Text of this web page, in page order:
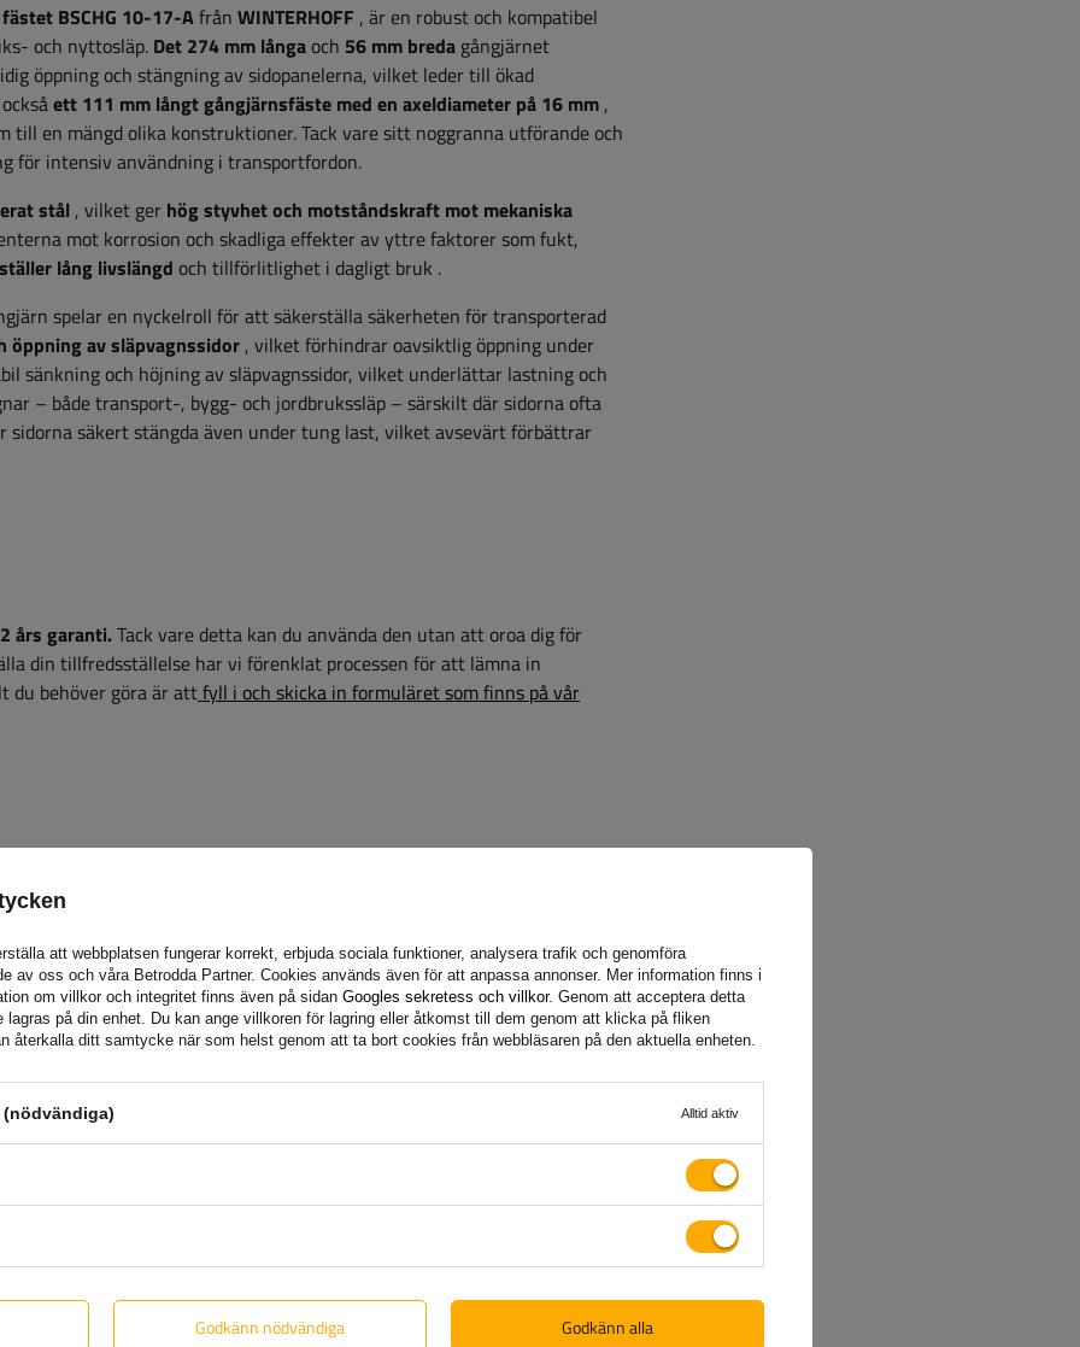
BSCHG 10-17-Afrån WINTERHOFF , är en robust och kompatibel
och nyttosläp. Det 274 mm långa och 56 mm breda gångjärnet
öppning och stängning av sidopanelerna, vilket leder till ökad
ett 111 mm långt gångjärnsfäste med en axeldiameter på 16 mm ,
en mängd olika konstruktioner. Tack vare sitt noggranna utförande och
för intensiv användning i transportfordon.
stål , vilket ger hög styvhet och motståndskraft mot mekaniska
mot korrosion och skadliga effekter av yttre faktorer som fukt,
lång livslängd och tillförlitlighet i dagligt bruk .
spelar en nyckelroll för att säkerställa säkerheten för transporterad
öppning av släpvagnssidor , vilket förhindrar oavsiktlig öppning under
sänkning och höjning av släpvagnssidor, vilket underlättar lastning och
– både transport-, bygg- och jordbrukssläp – särskilt där sidorna ofta
sidorna säkert stängda även under tung last, vilket avsevärt förbättrar
års garanti.Tack vare detta kan du använda den utan att oroa dig för
din tillfredsställelse har vi förenklat processen för att lämna in
du behöver göra är attfyll i och skicka in formuläret som finns på vår
Kontakta oss! Unitrailers specialister ger dig gärna all information
att webbplatsen fungerar korrekt, erbjuda sociala funktioner, analysera trafik och genomföra
av oss och våra Betrodda Partner. Cookies används även för att anpassa annonser. Mer information finns i
om villkor och integritet finns även på sidan Googles sekretess och villkor. Genom att acceptera detta
lagras på din enhet. Du kan ange villkoren för lagring eller åtkomst till dem genom att klicka på fliken
återkalla ditt samtycke när som helst genom att ta bort cookies från webbläsaren på den aktuella enheten.
Alltid aktiv
Godkänn nödvändiga Godkänn alla